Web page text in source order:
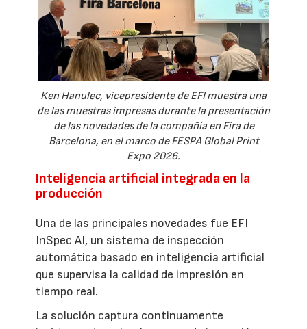
Ken Hanulec, vicepresidente de EFI muestra una
de las muestras impresas durante la presentación
de las novedades de la compañía en Fira de
Barcelona, en el marco de FESPA Global Print
Expo 2026.
Inteligencia artificial integrada en la
producción
Una de las principales novedades fue EFI
InSpec AI, un sistema de inspección
automática basado en inteligencia artificial
que supervisa la calidad de impresión en
tiempo real.
La solución captura continuamente